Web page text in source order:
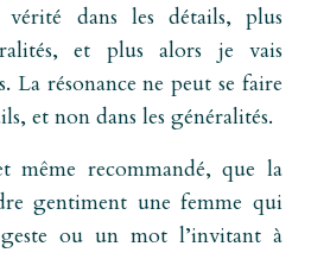
dans les détails, plus
et plus alors je vais
La résonance ne peut se faire
et non dans les généralités.
même recommandé, que la
gentiment une femme qui
ou un mot l’invitant à